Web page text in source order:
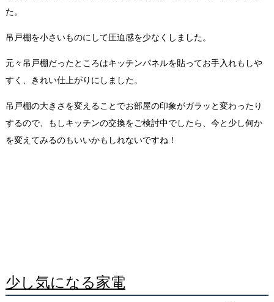
た。
吊戸棚を小さいものにして圧迫感を少なくしました。
元々吊戸棚だったところはキッチンパネルを貼ってお手入れもしや
すく、きれい仕上がりにしました。
吊戸棚の大きさを変えることでお部屋の印象がガラッと変わったり
するので、もしキッチンの交換をご検討中でしたら、今と少し何か
を変えてみるのもいいかもしれないですね！
少し気になる家電